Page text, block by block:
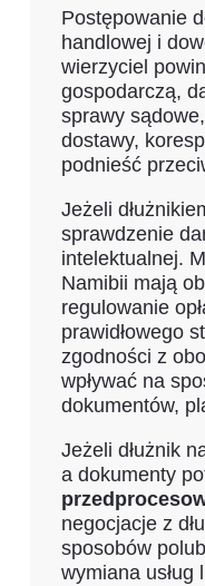
Postępowanie
handlowej i
wierzyciel
gospodarczą,
sprawy
dostawy,
podnieść
Jeżeli
sprawdzenie
intelektualnej.
Namibii mają
regulowanie
prawidłowego
zgodności z
wpływać na
dokumentów,
Jeżeli dłużnik
a dokumenty
negocjacje z
sposobów
wymiana